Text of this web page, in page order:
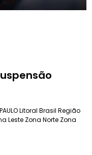
Litoral Brasil Região
Leste Zona Norte Zona